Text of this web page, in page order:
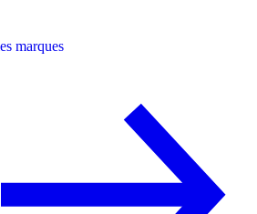
marques